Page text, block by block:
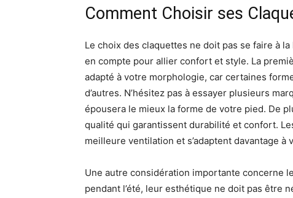
Comment Choisir ses
Le choix des claquettes ne doit pas se faire à
en compte pour allier confort et style. La
adapté à votre morphologie, car certaines
d’autres. N’hésitez pas à essayer plusieurs
épousera le mieux la forme de votre pied. De
qualité qui garantissent durabilité et confort.
meilleure ventilation et s’adaptent davantage à
Une autre considération importante concerne
pendant l’été, leur esthétique ne doit pas être